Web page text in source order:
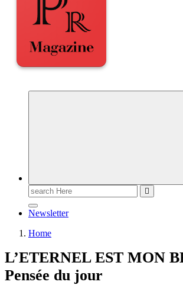
Newsletter
Home
L’ETERNEL EST MON
Pensée du jour